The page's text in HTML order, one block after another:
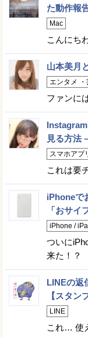
た動作報
Mac
こんにち
山本美月
エンタメ ・
ファンに
見る方法
スマホアプ
これは要
iPhoneで
「おサイ
iPhone /
ついに
来た！？
LINEの返
【スタン
LINE
これ… 使